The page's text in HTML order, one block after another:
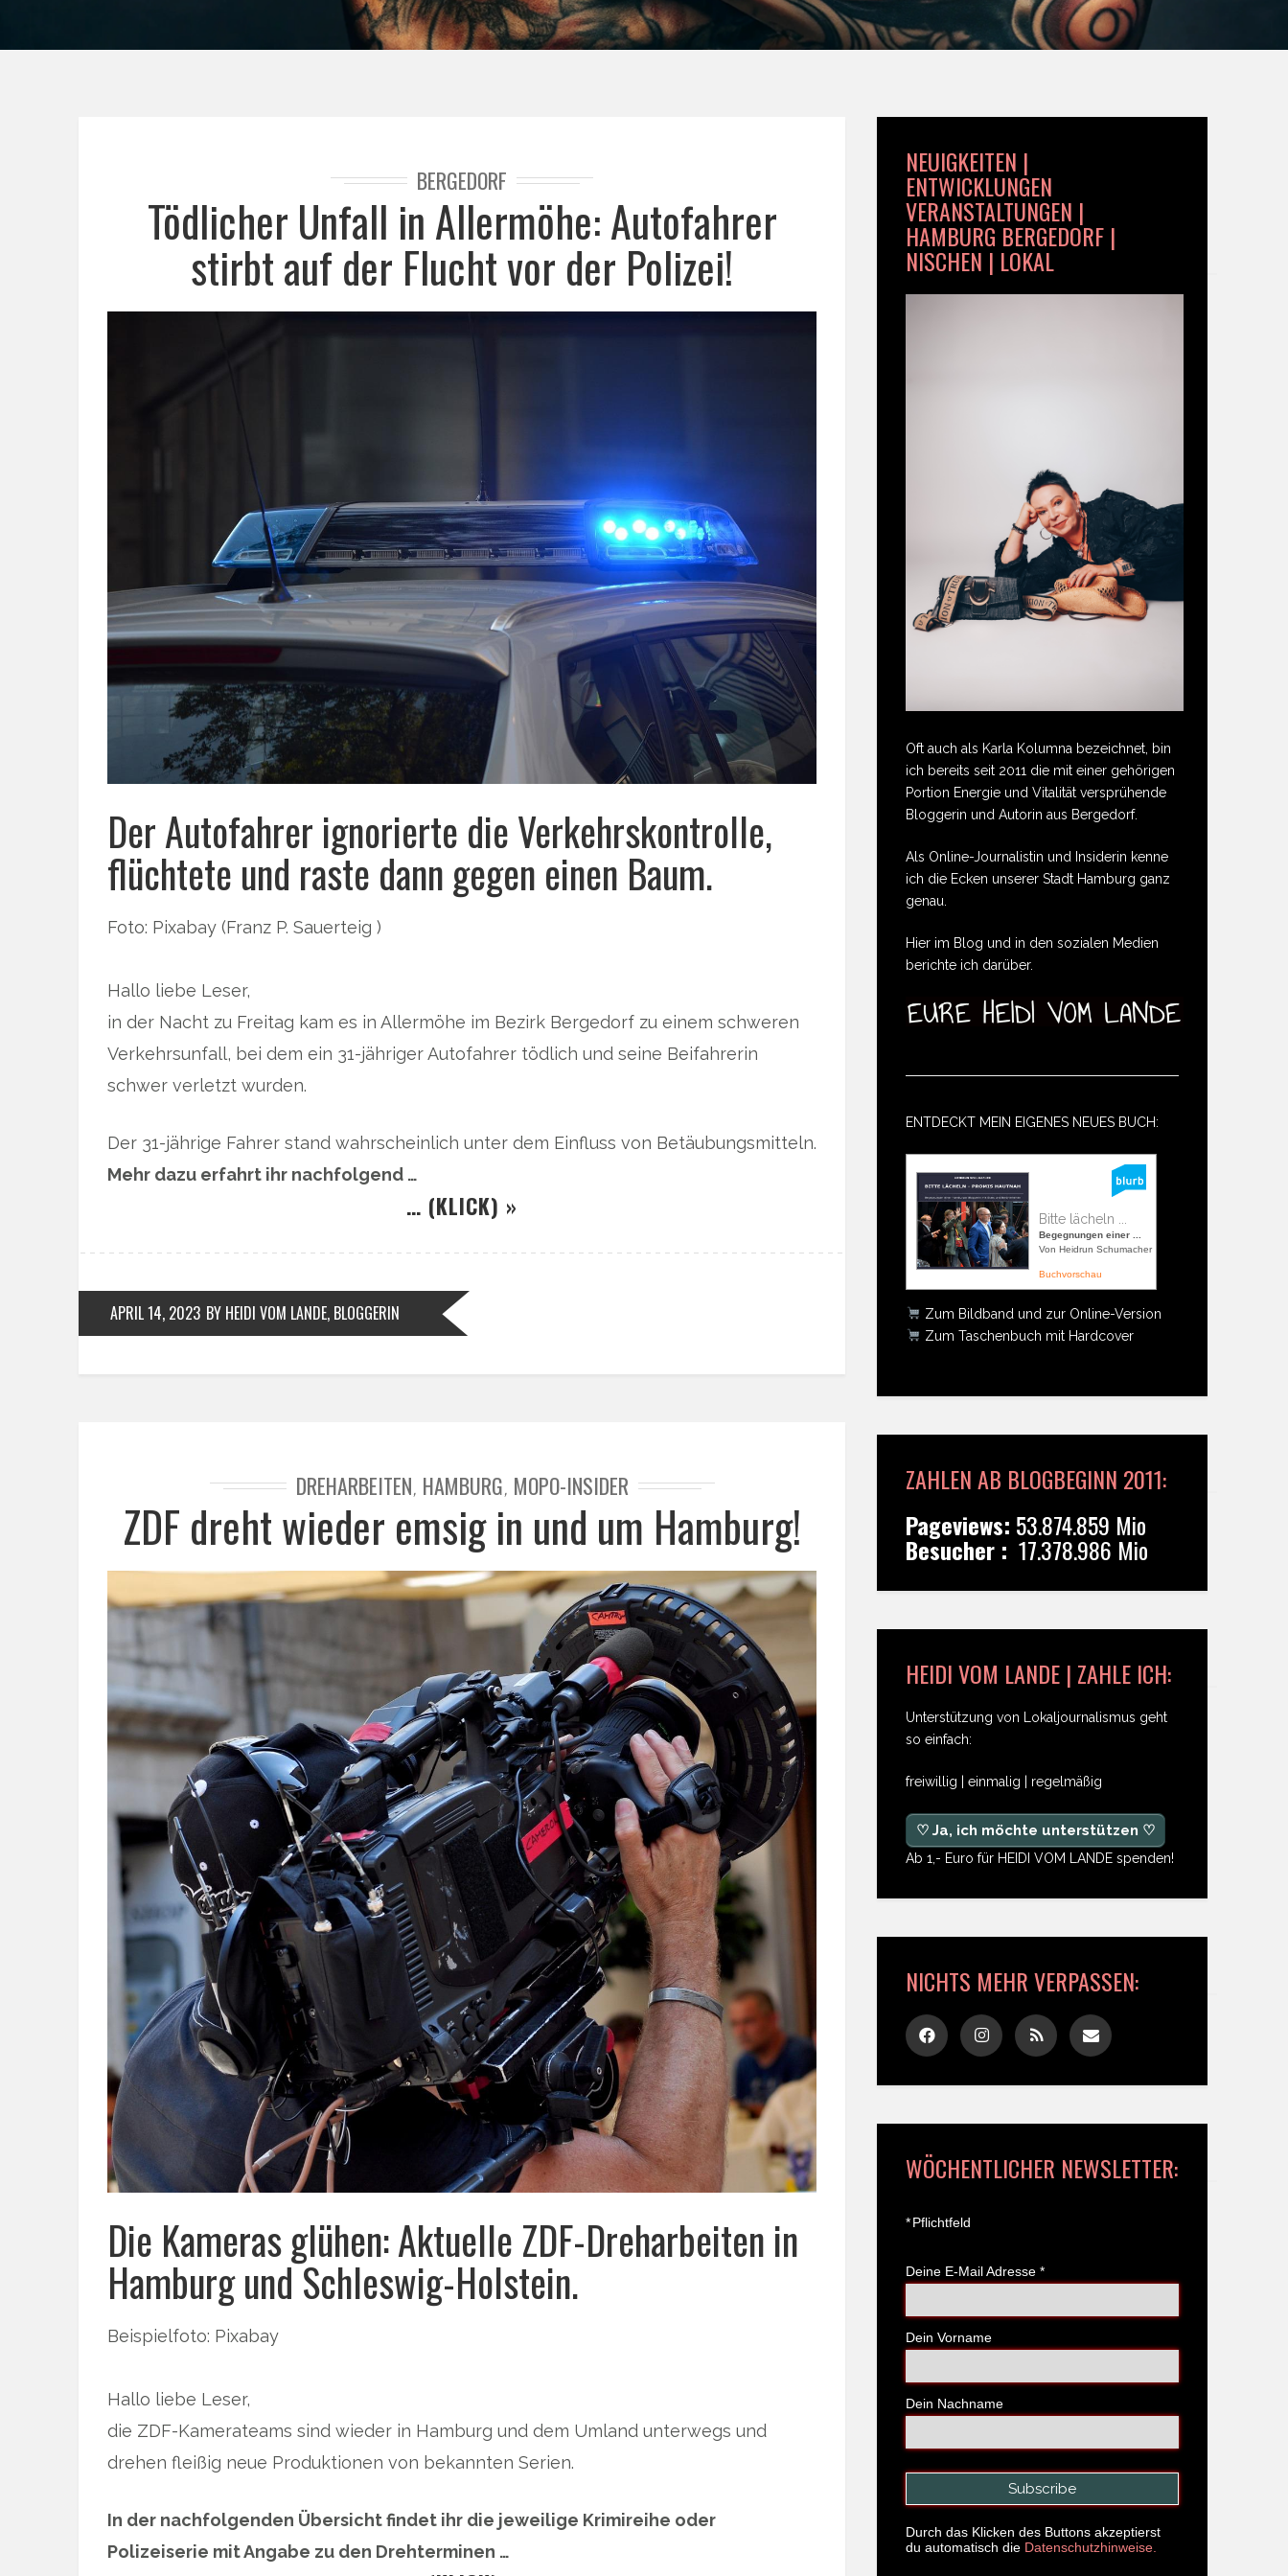
BERGEDORF
Tödlicher Unfall in Allermöhe: Autofahrer
stirbt auf der Flucht vor der Polizei!
Der Autofahrer ignorierte die Verkehrskontrolle,
flüchtete und raste dann gegen einen Baum.
Foto: Pixabay (Franz P. Sauerteig )
Hallo liebe Leser,
in der Nacht zu Freitag kam es in Allermöhe im Bezirk Bergedorf zu einem schweren
Verkehrsunfall, bei dem ein 31-jähriger Autofahrer tödlich und seine Beifahrerin
schwer verletzt wurden.
Der 31-jährige Fahrer stand wahrscheinlich unter dem Einfluss von Betäubungsmitteln.
Mehr dazu erfahrt ihr nachfolgend …
… (KLICK) »
APRIL 14, 2023 BY HEIDI VOM LANDE, BLOGGERIN
DREHARBEITEN, HAMBURG, MOPO-INSIDER
ZDF dreht wieder emsig in und um Hamburg!
Die Kameras glühen: Aktuelle ZDF-Dreharbeiten in
Hamburg und Schleswig-Holstein.
Beispielfoto: Pixabay
Hallo liebe Leser,
die ZDF-Kamerateams sind wieder in Hamburg und dem Umland unterwegs und
drehen fleißig neue Produktionen von bekannten Serien.
In der nachfolgenden Übersicht findet ihr die jeweilige Krimireihe oder
Polizeiserie mit Angabe zu den Drehterminen …
NEUIGKEITEN |
ENTWICKLUNGEN
VERANSTALTUNGEN |
HAMBURG BERGEDORF |
NISCHEN | LOKAL
Oft auch als Karla Kolumna bezeichnet, bin
ich bereits seit 2011 die mit einer gehörigen
Portion Energie und Vitalität versprühende
Bloggerin und Autorin aus Bergedorf.
Als Online-Journalistin und Insiderin kenne
ich die Ecken unserer Stadt Hamburg ganz
genau.
Hier im Blog und in den sozialen Medien
berichte ich darüber.
ENTDECKT MEIN EIGENES NEUES BUCH:
Bitte lächeln ...
Begegnungen einer ...
Von Heidrun Schumacher
Buchvorschau
Zum Bildband und zur Online-Version
Zum Taschenbuch mit Hardcover
ZAHLEN AB BLOGBEGINN 2011:
Pageviews: 53.874.859 Mio
Besucher : 17.378.986 Mio
HEIDI VOM LANDE | ZAHLE ICH:
Unterstützung von Lokaljournalismus geht
so einfach:
freiwillig | einmalig | regelmäßig
♡ Ja, ich möchte unterstützen ♡
Ab 1,- Euro für HEIDI VOM LANDE spenden!
NICHTS MEHR VERPASSEN:
WÖCHENTLICHER NEWSLETTER:
*Pflichtfeld
Deine E-Mail Adresse *
Dein Vorname
Dein Nachname
Durch das Klicken des Buttons akzeptierst
du automatisch die Datenschutzhinweise.